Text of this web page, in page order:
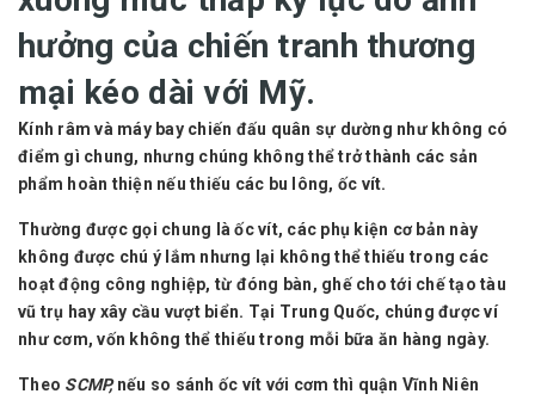
hưởng của chiến tranh thương
mại kéo dài với Mỹ.
Kính râm và máy bay chiến đấu quân sự dường như không có
điểm gì chung, nhưng chúng không thể trở thành các sản
phẩm hoàn thiện nếu thiếu các bu lông, ốc vít.
Thường được gọi chung là ốc vít, các phụ kiện cơ bản này
không được chú ý lắm nhưng lại không thể thiếu trong các
hoạt động công nghiệp, từ đóng bàn, ghế cho tới chế tạo tàu
vũ trụ hay xây cầu vượt biển. Tại Trung Quốc, chúng được ví
như cơm, vốn không thể thiếu trong mỗi bữa ăn hàng ngày.
Theo SCMP,nếu so sánh ốc vít với cơm thì quận Vĩnh Niên